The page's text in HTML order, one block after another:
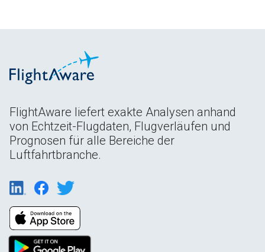
FlightAware liefert exakte Analysen anhand
von Echtzeit-Flugdaten, Flugverläufen und
Prognosen für alle Bereiche der
Luftfahrtbranche.